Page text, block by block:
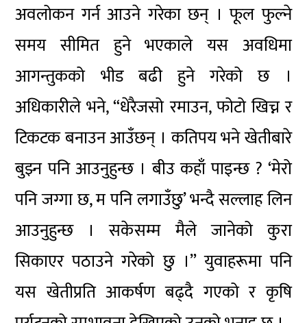
अवलोकन गर्न आउने गरेका छन् । फूल फुल्ने
समय सीमित हुने भएकाले यस अवधिमा
आगन्तुकको भीड बढी हुने गरेको छ ।
अधिकारीले भने, “धेरैजसो रमाउन, फोटो खिच्न र
टिकटक बनाउन आउँछन् । कतिपय भने खेतीबारे
बुझ्न पनि आउनुहुन्छ । बीउ कहाँ पाइन्छ ? ‘मेरो
पनि जग्गा छ, म पनि लगाउँछु’ भन्दै सल्लाह लिन
आउनुहुन्छ । सकेसम्म मैले जानेको कुरा
सिकाएर पठाउने गरेको छु ।” युवाहरूमा पनि
यस खेतीप्रति आकर्षण बढ्दै गएको र कृषि